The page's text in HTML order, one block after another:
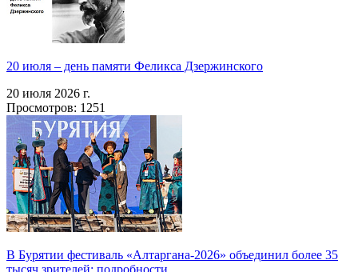
20 июля – день памяти Феликса Дзержинского
20 июля 2026 г.
Просмотров: 1251
В Бурятии фестиваль «Алтаргана-2026» объединил более 35
тысяч зрителей: подробности